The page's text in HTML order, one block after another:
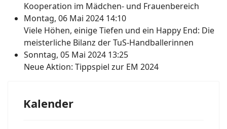
Kooperation im Mädchen- und Frauenbereich
Montag, 06 Mai 2024 14:10
Viele Höhen, einige Tiefen und ein Happy End: Die
meisterliche Bilanz der TuS-Handballerinnen
Sonntag, 05 Mai 2024 13:25
Neue Aktion: Tippspiel zur EM 2024
Kalender